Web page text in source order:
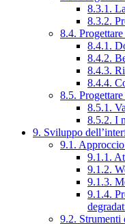
8.3.1.
8.3.2.
8.4.
8.4.1.
8.4.2.
8.4.3.
8.4.4.
8.5.
8.5.1.
8.5.2. I
9. Sviluppo
9.1.
9.1.1.
9.1.2.
9.1.3.
9.1.4.
9.2. Strumenti